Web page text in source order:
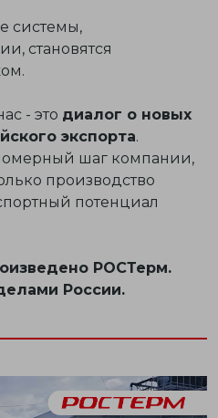
системы,
становятся
- это диалог о новых
экспорта.
шаг компании,
производство
потенциал
РОСТерм.
России.